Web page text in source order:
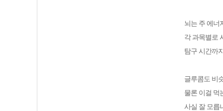
뇌는 주 에너
각 과목별로
탐구 시간까
글루콤도 비
물론 이걸 먹
사실 잘 모릅